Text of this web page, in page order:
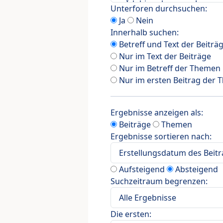
Unterforen durchsuchen:
Ja
Nein
Innerhalb suchen:
Betreff und Text der
Nur im Text der Beiträge
Nur im Betreff der Themen
Nur im ersten Beitrag der
Ergebnisse anzeigen als:
Beiträge
Themen
Ergebnisse sortieren nach:
Aufsteigend
Absteigend
Suchzeitraum begrenzen:
Die ersten: